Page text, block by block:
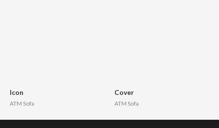
Icon
ATM Sofa
Cover
ATM Sofa